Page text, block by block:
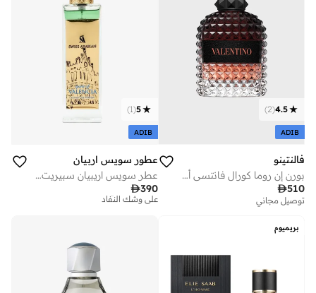
4.5
(
2
)
ADIB
فالنتينو
بورن إن روما كورال فانتسي أو دو تواليت - 100 مل
510
توصيل مجاني
5
(
1
)
ADIB
عطور سويس اربيان
عطر سويس اريبيان سبيريت اوف فالنسيا اكستريت سعة 100 مل
390
توصيل مجاني
على وشك النفاد
توصيل مجاني
بريميوم